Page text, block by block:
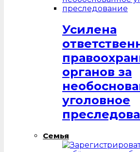
Усилена
органов за
уголовное
Семья